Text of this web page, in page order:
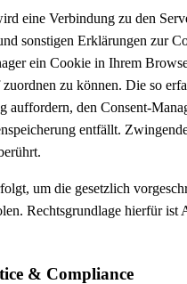
eine Verbindung zu den
sonstigen Erklärungen zur
ein Cookie in Ihrem
zu können. Die so
auffordern, den Consent-
entfällt.
um die gesetzlich
Rechtsgrundlage hierfür ist
& Compliance